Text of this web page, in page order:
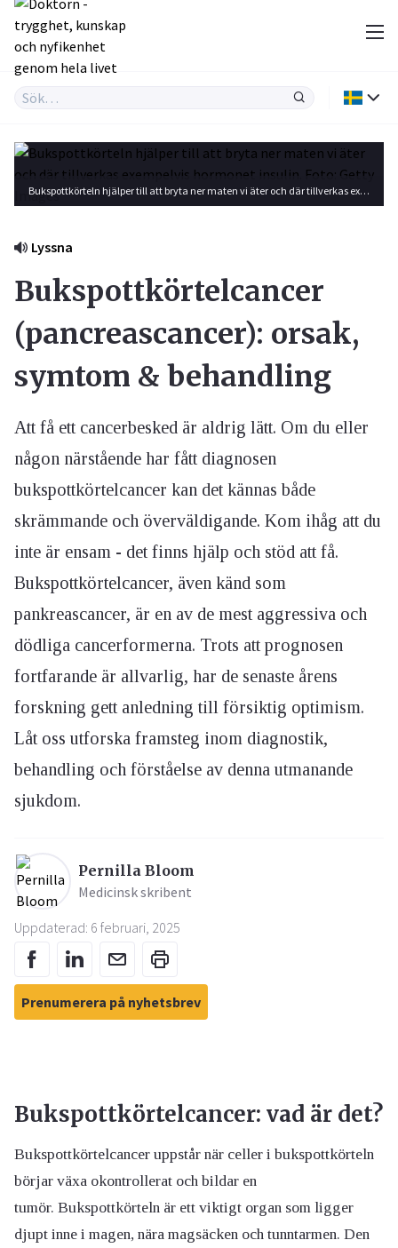
Bukspottkörteln hjälper till att bryta ner maten vi äter och där tillverkas exempelvis hormonet insulin. Foto: Getty Images
Lyssna
Bukspottkörtelcancer
(pancreascancer): orsak,
symtom & behandling
Att få ett cancerbesked är aldrig lätt. Om du eller
någon närstående har fått diagnosen
bukspottkörtelcancer kan det kännas både
skrämmande och överväldigande. Kom ihåg att du
inte är ensam - det finns hjälp och stöd att få.
Bukspottkörtelcancer, även känd som
pankreascancer, är en av de mest aggressiva och
dödliga cancerformerna. Trots att prognosen
fortfarande är allvarlig, har de senaste årens
forskning gett anledning till försiktig optimism.
Låt oss utforska framsteg inom diagnostik,
behandling och förståelse av denna utmanande
sjukdom.
Pernilla Bloom
Medicinsk skribent
Uppdaterad: 6 februari, 2025
Prenumerera på nyhetsbrev
Bukspottkörtelcancer: vad är det?
Bukspottkörtelcancer uppstår när celler i bukspottkörteln
börjar växa okontrollerat och bildar en
tumör. Bukspottkörteln är ett viktigt organ som ligger
djupt inne i magen, nära magsäcken och tunntarmen. Den